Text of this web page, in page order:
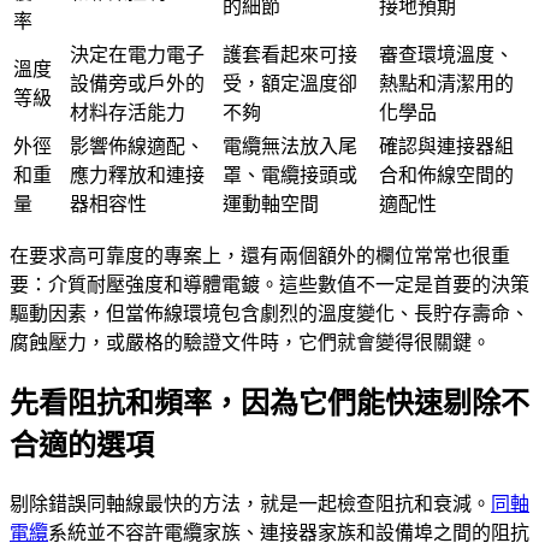
率
的細節 接地預期
溫度
等級
決定在電力電子
設備旁或戶外的
材料存活能力
護套看起來可接
受，額定溫度卻
不夠
審查環境溫度、
熱點和清潔用的
化學品
外徑
和重
量
影響佈線適配、
應力釋放和連接
器相容性
電纜無法放入尾
罩、電纜接頭或
運動軸空間
確認與連接器組
合和佈線空間的
適配性
在要求高可靠度的專案上，還有兩個額外的欄位常常也很重
要：介質耐壓強度和導體電鍍。這些數值不一定是首要的決策
驅動因素，但當佈線環境包含劇烈的溫度變化、長貯存壽命、
腐蝕壓力，或嚴格的驗證文件時，它們就會變得很關鍵。
先看阻抗和頻率，因為它們能快速剔除不
合適的選項
剔除錯誤同軸線最快的方法，就是一起檢查阻抗和衰減。 同軸
電纜系統並不容許電纜家族、連接器家族和設備埠之間的阻抗